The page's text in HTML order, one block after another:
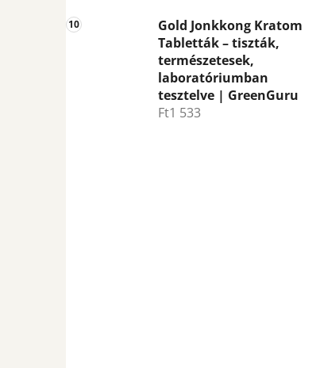
Gold Jonkkong Kratom
Tabletták – tiszták,
természetesek,
laboratóriumban
tesztelve | GreenGuru
Ft1 533